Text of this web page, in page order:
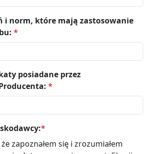
i norm, które mają zastosowanie
*
posiadane przez
*
*
zapoznałem się i zrozumiałem